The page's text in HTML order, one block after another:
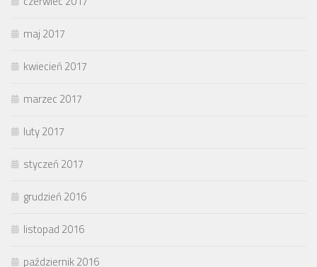
maj 2017
kwiecień 2017
marzec 2017
luty 2017
styczeń 2017
grudzień 2016
listopad 2016
październik 2016